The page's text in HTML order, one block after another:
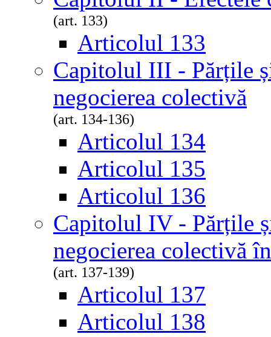
(art. 133)
Articolul 133
Capitolul III - Părțile
negocierea colectivă
(art. 134-136)
Articolul 134
Articolul 135
Articolul 136
Capitolul IV - Părțile
negocierea colectivă
(art. 137-139)
Articolul 137
Articolul 138